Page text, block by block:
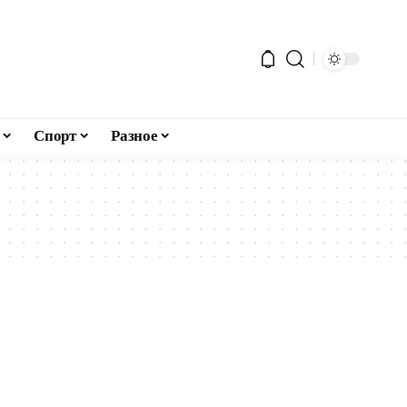
Спорт Разное